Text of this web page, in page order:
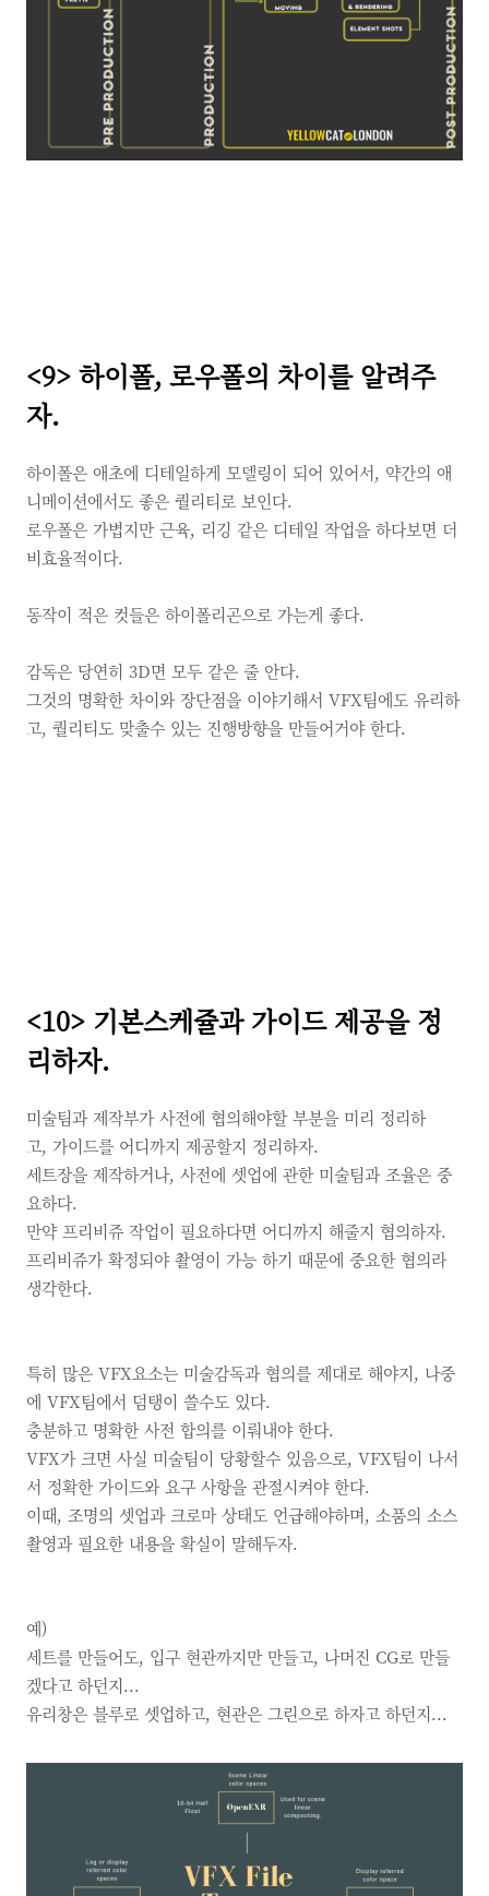
<9> 하이폴, 로우폴의 차이를 알려주
자.
하이폴은 애초에 디테일하게 모델링이 되어 있어서, 약간의 애
니메이션에서도 좋은 퀄리티로 보인다.
로우폴은 가볍지만 근육, 리깅 같은 디테일 작업을 하다보면 더
비효율적이다.
동작이 적은 컷들은 하이폴리곤으로 가는게 좋다.
감독은 당연히 3D면 모두 같은 줄 안다.
그것의 명확한 차이와 장단점을 이야기해서 VFX팀에도 유리하
고, 퀄리티도 맞출수 있는 진행방향을 만들어거야 한다.
<10> 기본스케쥴과 가이드 제공을 정
리하자.
미술팀과 제작부가 사전에 협의해야할 부분을 미리 정리하
고, 가이드를 어디까지 제공할지 정리하자.
세트장을 제작하거나, 사전에 셋업에 관한 미술팀과 조율은 중
요하다.
만약 프리비쥬 작업이 필요하다면 어디까지 해줄지 협의하자.
프리비쥬가 확정되야 촬영이 가능 하기 때문에 중요한 협의라
생각한다.
특히 많은 VFX요소는 미술감독과 협의를 제대로 해야지, 나중
에 VFX팀에서 덤탱이 쓸수도 있다.
충분하고 명확한 사전 합의를 이뤄내야 한다.
VFX가 크면 사실 미술팀이 당황할수 있음으로, VFX팀이 나서
서 정확한 가이드와 요구 사항을 관절시켜야 한다.
이때, 조명의 셋업과 크로마 상태도 언급해야하며, 소품의 소스
촬영과 필요한 내용을 확실이 말해두자.
예)
세트를 만들어도, 입구 현관까지만 만들고, 나머진 CG로 만들
겠다고 하던지...
유리창은 블루로 셋업하고, 현관은 그린으로 하자고 하던지...